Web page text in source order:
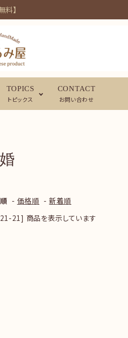
料】
TOPICS
トピックス
CONTACT
お問い合わせ
- 価格順 - 新着順
21] 商品を表示しています